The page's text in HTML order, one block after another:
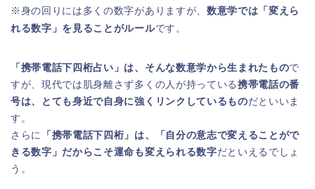
※身の回りには多くの数字がありますが、 数意学では「変えら
れる数字」を見ることがルールです。
「携帯電話下四桁占い」は、そんな数意学から生まれたもので
すが、現代では肌身離さず多くの人が持っている 携帯電話の番
号は、とても身近で自身に強くリンクしているものだといいま
す。
さらに
「携帯電話下四桁」は、
「自分の意志で変えることがで
きる数字」だからこそ運命も変えられる数字だといえるでしょ
う。